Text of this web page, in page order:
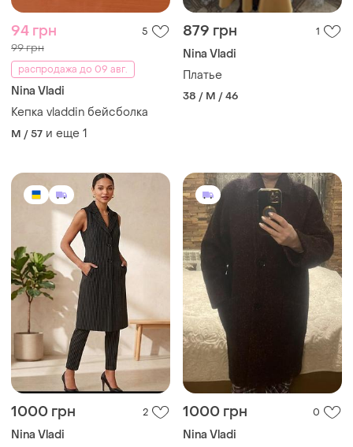
94 грн 5
99 грн
распродажа до 09 авг.
Nina Vladi
Кепка vladdin бейсболка
M / 57 и еще 1
879 грн 1
Nina Vladi
Платье
38 / M / 46
1000 грн 2
Nina Vladi
1000 грн 0
Nina Vladi